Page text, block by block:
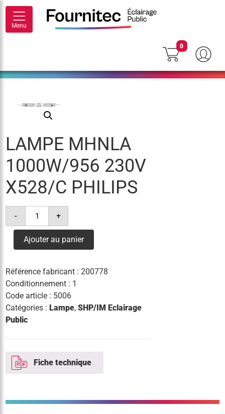
Menu
0
LAMPE MHNLA
1000W/956 230V
X528/C PHILIPS
-
quantité
lampe
1000w/956
230v
+
Ajouter au panier
Référence fabricant :200778
Conditionnement : 1
Code article : 5006
Catégories :Lampe,SHP/IM Eclairage
Public
Fiche technique